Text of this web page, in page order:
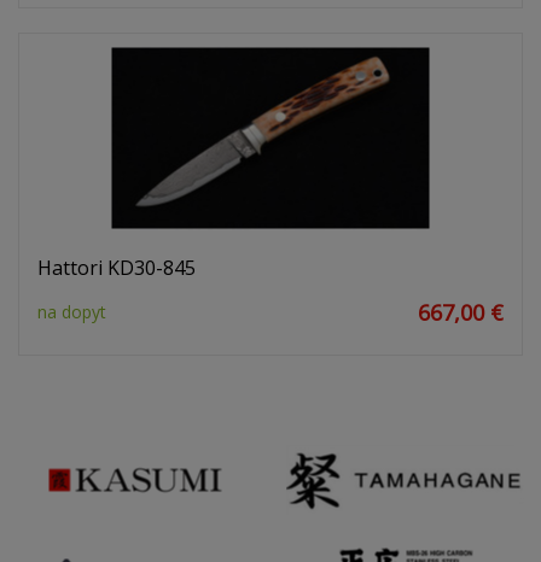
Hattori KD30-845
na dopyt 667,00 €